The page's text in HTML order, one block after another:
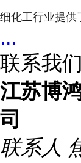
细化工行业提供
...
联系我们
江苏博
司
联系人